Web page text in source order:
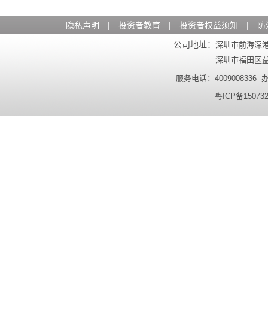
隐私声明 | 投资者教育 | 投资者权益须知 |
公司地址： 深圳市前海深
深圳市福田区
服务电话：4009008336
粤ICP备